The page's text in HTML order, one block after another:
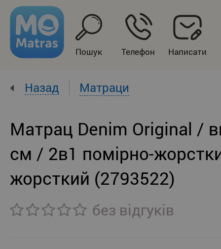
Пошук Телефон Написати
Назад Матраци
Матрац Denim Original /
см / 2в1 помірно-
жорсткий (2793522)
без відгуків